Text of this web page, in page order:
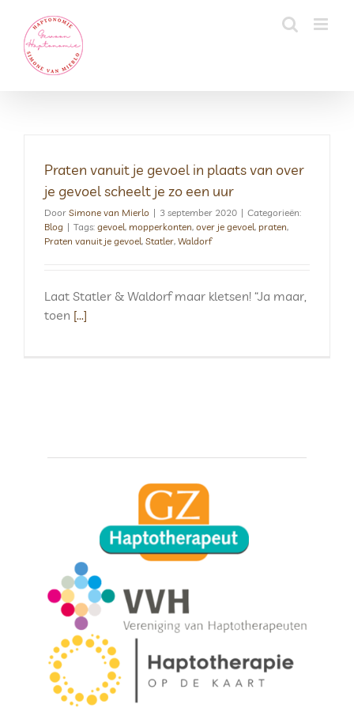
content
Praten vanuit je gevoel in plaats van over
je gevoel scheelt je zo een uur
Door Simone van Mierlo | 3 september 2020 | Categorieën:
Blog | Tags: gevoel, mopperkonten, over je gevoel, praten,
Praten vanuit je gevoel, Statler, Waldorf
Laat Statler & Waldorf maar kletsen! “Ja maar,
toen [...]